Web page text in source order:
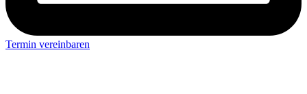
Termin vereinbaren